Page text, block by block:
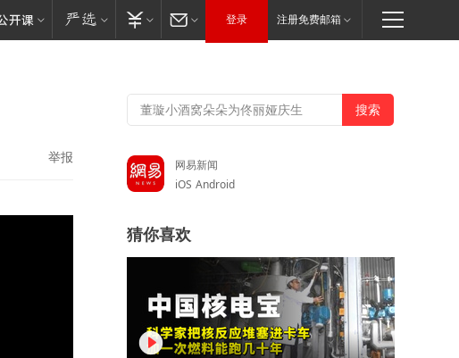
登录 注册免费邮箱
举报
网易新闻
iOS Android
猜你喜欢